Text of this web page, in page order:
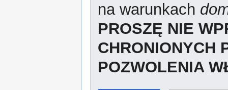
na warunkach
PROSZĘ NIE
CHRONIONYCH
POZWOLENIA